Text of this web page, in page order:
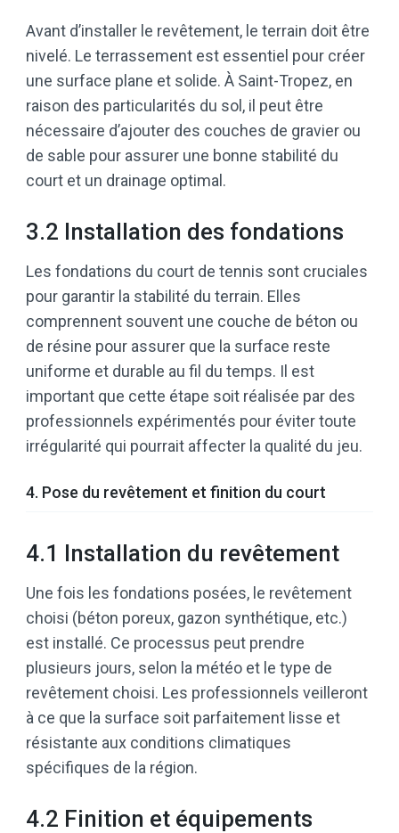
Avant d’installer le revêtement, le terrain doit être
nivelé. Le terrassement est essentiel pour créer
une surface plane et solide. À Saint-Tropez, en
raison des particularités du sol, il peut être
nécessaire d’ajouter des couches de gravier ou
de sable pour assurer une bonne stabilité du
court et un drainage optimal.
3.2 Installation des fondations
Les fondations du court de tennis sont cruciales
pour garantir la stabilité du terrain. Elles
comprennent souvent une couche de béton ou
de résine pour assurer que la surface reste
uniforme et durable au fil du temps. Il est
important que cette étape soit réalisée par des
professionnels expérimentés pour éviter toute
irrégularité qui pourrait affecter la qualité du jeu.
4. Pose du revêtement et finition du court
4.1 Installation du revêtement
Une fois les fondations posées, le revêtement
choisi (béton poreux, gazon synthétique, etc.)
est installé. Ce processus peut prendre
plusieurs jours, selon la météo et le type de
revêtement choisi. Les professionnels veilleront
à ce que la surface soit parfaitement lisse et
résistante aux conditions climatiques
spécifiques de la région.
4.2 Finition et équipements